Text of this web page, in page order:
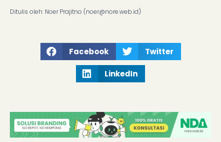
Ditulis oleh: Noer Prajitno (noer@nore.web.id)
Facebook Twitter
LinkedIn